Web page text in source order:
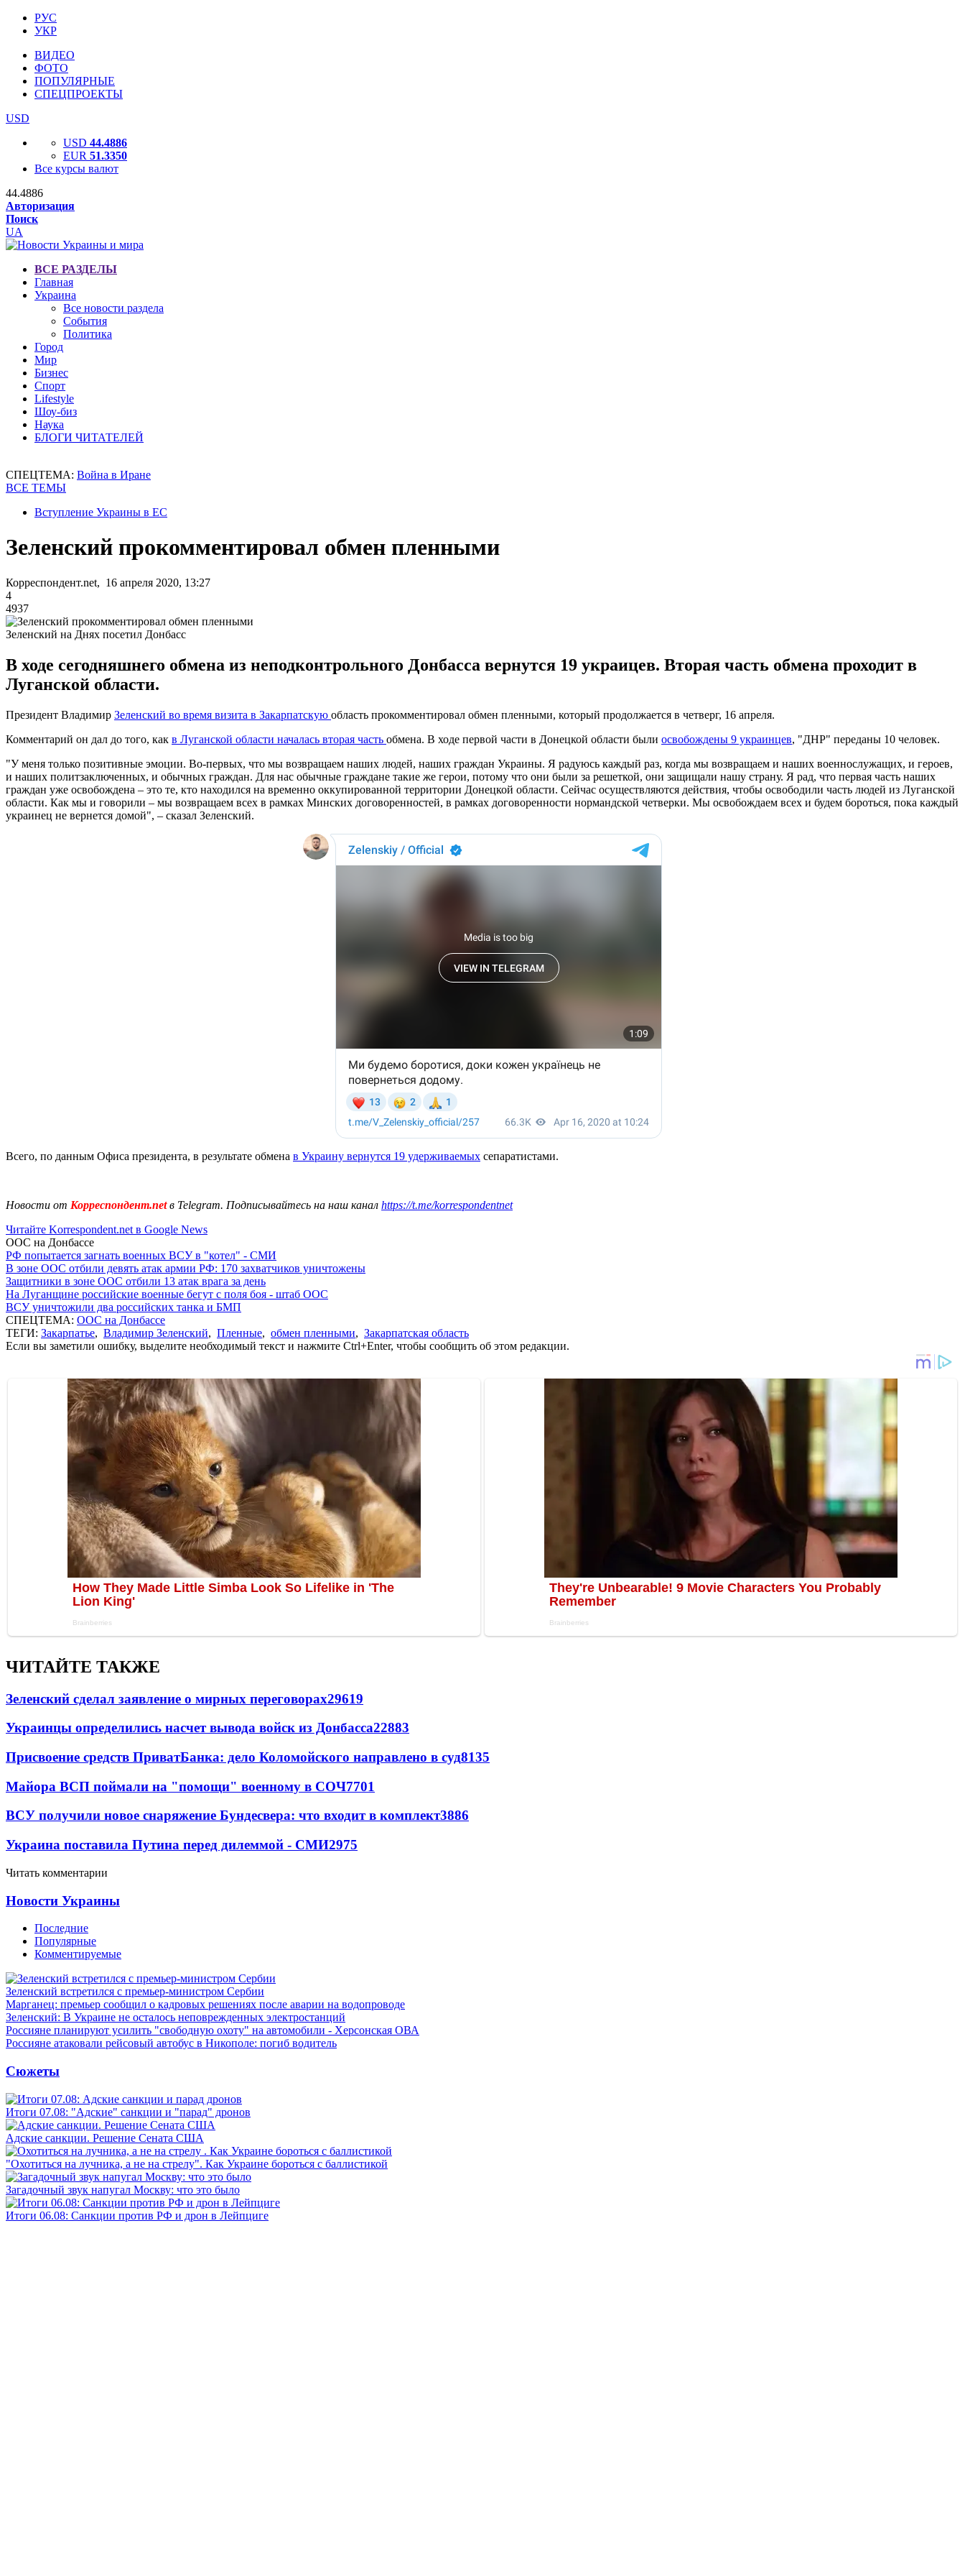
РУС
УКР
ВИДЕО
ФОТО
ПОПУЛЯРНЫЕ
СПЕЦПРОЕКТЫ
USD
USD 44.4886
EUR 51.3350
Все курсы валют
44.4886
Авторизация
Поиск
UA
ВСЕ РАЗДЕЛЫ
Главная
Украина
Все новости раздела
События
Политика
Город
Мир
Бизнес
Спорт
Lifestyle
Шоу-биз
Наука
БЛОГИ ЧИТАТЕЛЕЙ
СПЕЦТЕМА: Война в Иране
ВСЕ ТЕМЫ
Вступление Украины в ЕС
Зеленский прокомментировал обмен пленными
Корреспондент.net, 16 апреля 2020, 13:27
4
4937
Зеленский на Днях посетил Донбасс
В ходе сегодняшнего обмена из неподконтрольного Донбасса вернутся 19 украицев. Вторая часть обмена проходит в
Луганской области.
Президент Владимир Зеленский во время визита в Закарпатскую область прокомментировал обмен пленными, который продолжается в четверг, 16 апреля.
Комментарий он дал до того, как в Луганской области началась вторая часть обмена. В ходе первой части в Донецкой области были освобождены 9 украинцев, "ДНР" переданы 10 человек.
"У меня только позитивные эмоции. Во-первых, что мы возвращаем наших людей, наших граждан Украины. Я радуюсь каждый раз, когда мы возвращаем и наших военнослужащих, и героев,
и наших политзаключенных, и обычных граждан. Для нас обычные граждане такие же герои, потому что они были за решеткой, они защищали нашу страну. Я рад, что первая часть наших
граждан уже освобождена – это те, кто находился на временно оккупированной территории Донецкой области. Сейчас осуществляются действия, чтобы освободили часть людей из Луганской
области. Как мы и говорили – мы возвращаем всех в рамках Минских договоренностей, в рамках договоренности нормандской четверки. Мы освобождаем всех и будем бороться, пока каждый
украинец не вернется домой", – сказал Зеленский.
Всего, по данным Офиса президента, в результате обмена в Украину вернутся 19 удерживаемых сепаратистами.
Новости от Корреспондент.netв Telegram. Подписывайтесь на наш канал https://t.me/korrespondentnet
Читайте Korrespondent.net в Google News
ООС на Донбассе
РФ попытается загнать военных ВСУ в "котел" - СМИ
В зоне ООС отбили девять атак армии РФ: 170 захватчиков уничтожены
Защитники в зоне ООС отбили 13 атак врага за день
На Луганщине российские военные бегут с поля боя - штаб ООС
ВСУ уничтожили два российских танка и БМП
СПЕЦТЕМА: ООС на Донбассе
ТЕГИ: Закарпатье, Владимир Зеленский, Пленные, обмен пленными, Закарпатская область
Если вы заметили ошибку, выделите необходимый текст и нажмите Ctrl+Enter, чтобы сообщить об этом редакции.
ЧИТАЙТЕ ТАКЖЕ
Зеленский сделал заявление о мирных переговорах29619
Украинцы определились насчет вывода войск из Донбасса22883
Присвоение средств ПриватБанка: дело Коломойского направлено в суд8135
Майора ВСП поймали на "помощи" военному в СОЧ7701
ВСУ получили новое снаряжение Бундесвера: что входит в комплект3886
Украина поставила Путина перед дилеммой - СМИ2975
Читать комментарии
Новости Украины
Последние
Популярные
Комментируемые
Зеленский встретился с премьер-министром Сербии
Марганец: премьер сообщил о кадровых решениях после аварии на водопроводе
Зеленский: В Украине не осталось неповрежденных электростанций
Россияне планируют усилить "свободную охоту" на автомобили - Херсонская ОВА
Россияне атаковали рейсовый автобус в Никополе: погиб водитель
Сюжеты
Итоги 07.08: "Адские" санкции и "парад" дронов
Адские санкции. Решение Сената США
"Охотиться на лучника, а не на стрелу". Как Украине бороться с баллистикой
Загадочный звук напугал Москву: что это было
Итоги 06.08: Санкции против РФ и дрон в Лейпциге